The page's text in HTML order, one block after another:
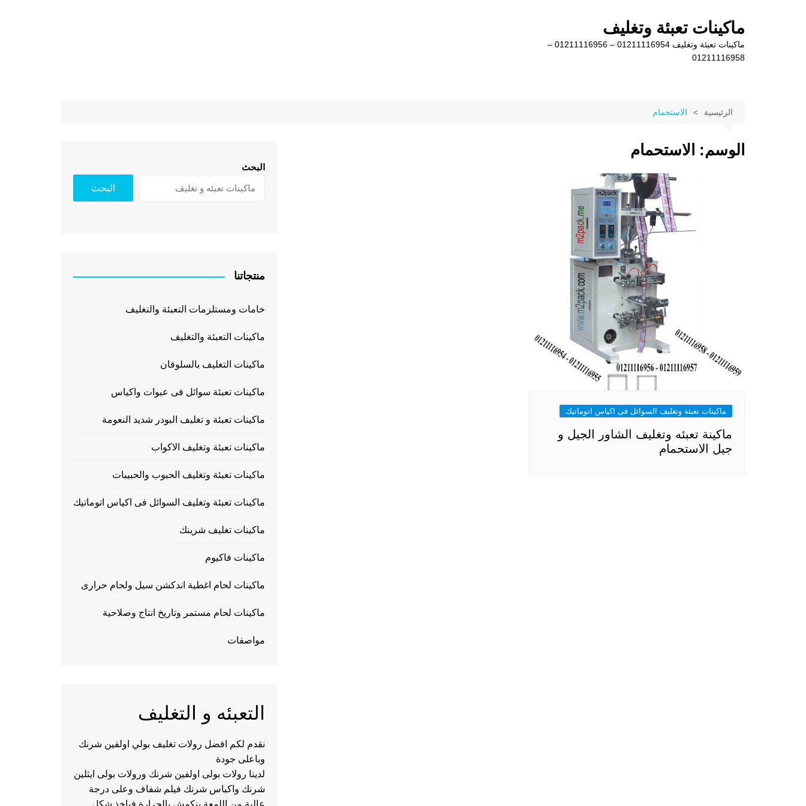
ماكينات تعبئة وتغليف
ماكينات تعبئة وتغليف 01211116954 – 01211116956 –
01211116958
الرئيسية الاستحمام
الوسم: الاستحمام
ماكينات تعبئة وتغليف السوائل فى اكياس اتوماتيك
ماكينة تعبئه وتغليف الشاور الجيل و
جيل الاستحمام
البحث
البحث
منتجاتنا
خامات ومستلزمات التعبئة والتغليف
ماكينات التعبئة والتغليف
ماكينات التغليف بالسلوفان
ماكينات تعبئة سوائل فى عبوات واكياس
ماكينات تعبئة و تغليف البودر شديد النعومة
ماكينات تعبئة وتغليف الاكواب
ماكينات تعبئة وتغليف الحبوب والحبيبات
ماكينات تعبئة وتغليف السوائل فى اكياس اتوماتيك
ماكينات تغليف شرينك
ماكينات فاكيوم
ماكينات لحام اغطية اندكشن سيل ولحام حرارى
ماكينات لحام مستمر وتاريخ انتاج وصلاحية
مواصفات
التعبئه و التغليف
نقدم لكم افضل رولات تغليف بولي اولفين شرنك
وباعلى جودة
لدينا رولات بولى اولفين شرنك ورولات بولى ايثلين
شرنك واكياس شرنك فيلم شفاف وعلى درجة
عالية من اللمعة ينكمش بالحرارة فياخذ شكل